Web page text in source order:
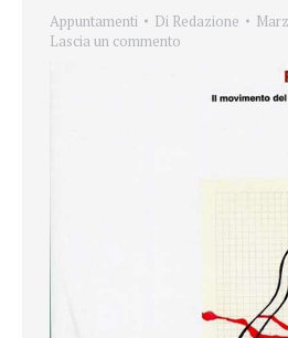
Appuntamenti Di Redazione
Lascia un commento